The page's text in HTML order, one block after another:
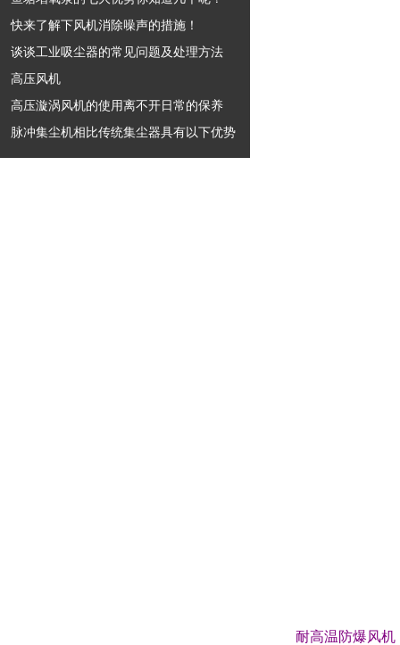
快来了解下风机消除噪声的措施！
谈谈工业吸尘器的常见问题及处理方法
高压风机
高压漩涡风机的使用离不开日常的保养
脉冲集尘机相比传统集尘器具有以下优势
耐高温防爆风机